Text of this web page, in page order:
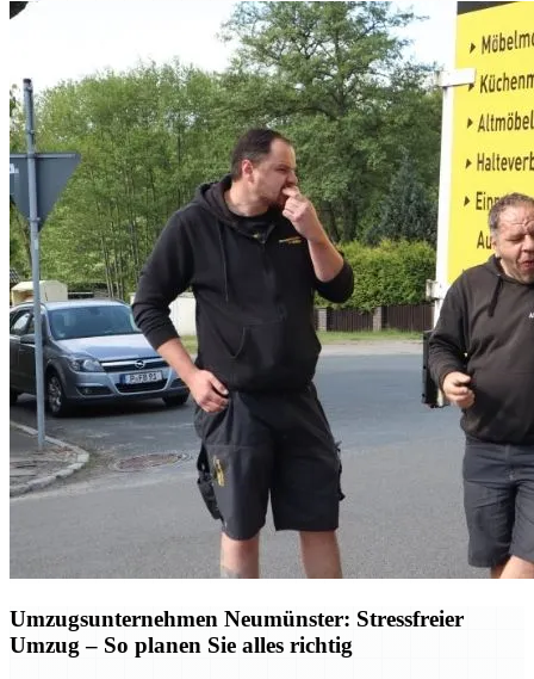
Umzugsunternehmen Neumünster: Stressfreier
Umzug – So planen Sie alles richtig